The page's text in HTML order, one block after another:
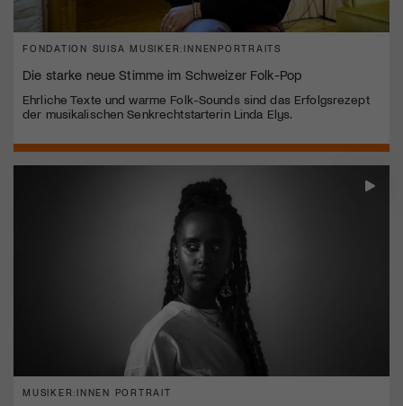
FONDATION SUISA MUSIKER:INNENPORTRAITS
Die starke neue Stimme im Schweizer Folk-Pop
Ehrliche Texte und warme Folk-Sounds sind das Erfolgsrezept
der musikalischen Senkrechtstarterin Linda Elys.
MUSIKER:INNEN PORTRAIT